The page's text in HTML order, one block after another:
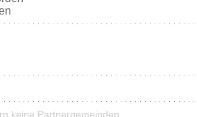
keine Partnergemeinden